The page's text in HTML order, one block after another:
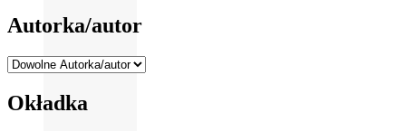
Autorka/autor
Okładka